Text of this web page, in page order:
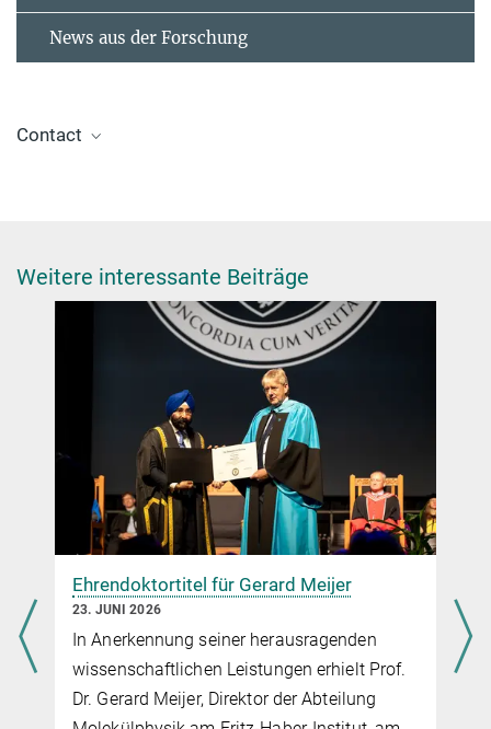
News aus der Forschung
Contact
Dr. Giacomo Valtolina
valtolina@fhi-berlin.mpg.de
Nine ERC starting Grants in Berlin
Weitere interessante Beiträge
Ehrendoktortitel für Gerard Meijer
23. JUNI 2026
In Anerkennung seiner herausragenden
wissenschaftlichen Leistungen erhielt Prof.
Dr. Gerard Meijer, Direktor der Abteilung